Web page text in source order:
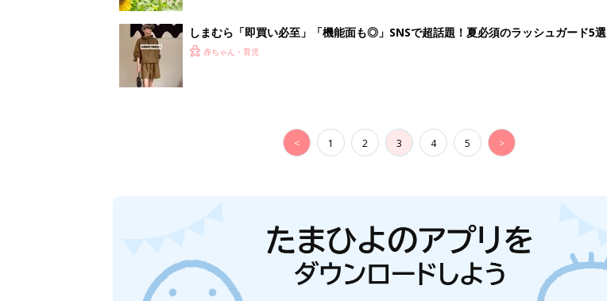
しまむら「即買い必至」「機能面も◎」SNSで超話題！夏必須のラッシュガード5選
赤ちゃん・育児
< 1 2 3 4 5 >